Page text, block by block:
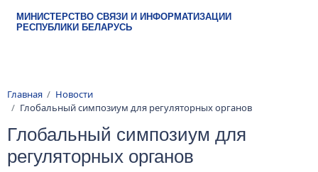
МИНИСТЕРСТВО СВЯЗИ И ИНФОРМАТИЗАЦИИ
РЕСПУБЛИКИ БЕЛАРУСЬ
Строка навигации
Главная
Новости
Глобальный симпозиум для регуляторных органов
Глобальный симпозиум для
регуляторных органов